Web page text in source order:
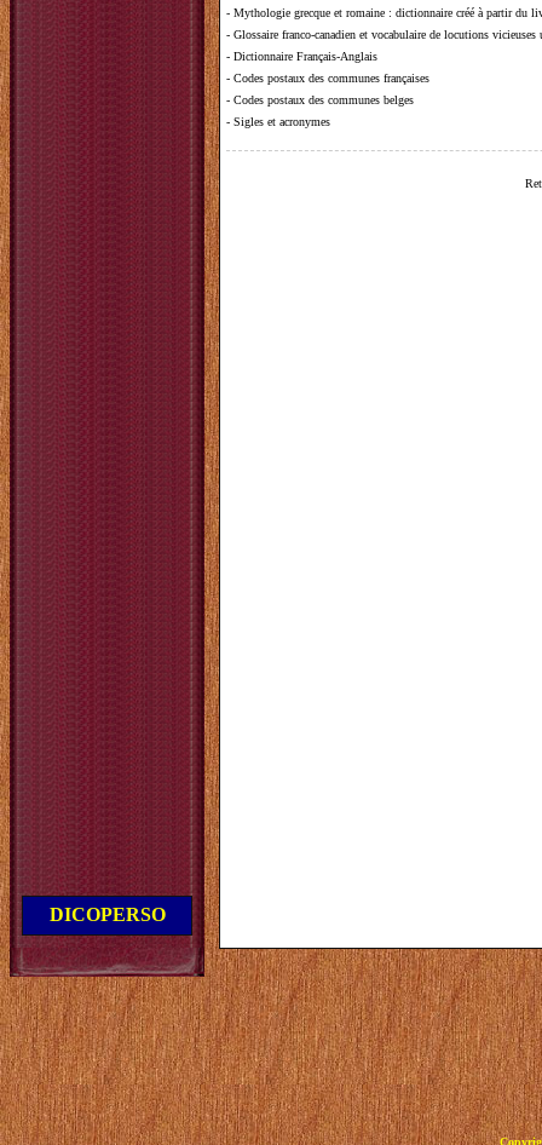
DICOPERSO
- Mythologie grecque et romaine : dictionnaire créé à partir du
- Glossaire franco-canadien et vocabulaire de locutions vicieuses
- Dictionnaire Français-Anglais
- Codes postaux des communes françaises
- Codes postaux des communes belges
- Sigles et acronymes